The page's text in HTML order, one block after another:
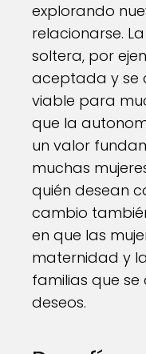
explorando
relacionarse.
soltera, por
aceptada y se
viable para
que la
un valor
muchas
quién desean
cambio
en que las
maternidad y
familias que se
deseos.